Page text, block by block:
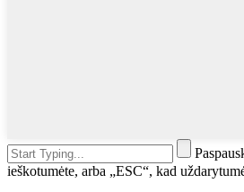
ieškotumėte, arba „ESC“, kad